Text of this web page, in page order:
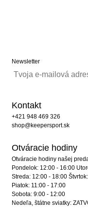
Newsletter
Kontakt
+421 948 469 326
shop@keepersport.sk
Otváracie hodiny
Otváracie hodiny našej
Pondelok: 12:00 - 16:00
Streda: 12:00 - 18:00
Piatok: 11:00 - 17:00
Sobota: 9:00 - 12:00
Nedeľa, štátne sviatky: